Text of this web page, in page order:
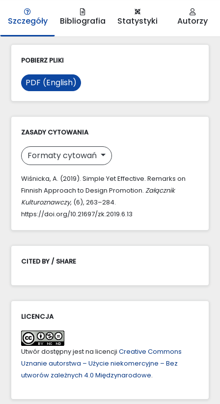
Szczegóły Bibliografia Statystyki Autorzy
POBIERZ PLIKI
PDF (English)
ZASADY CYTOWANIA
Formaty cytowań
Wiśnicka, A. (2019). Simple Yet Effective. Remarks on
Finnish Approach to Design Promotion. Załącznik
Kulturoznawczy, (6), 263–284.
https://doi.org/10.21697/zk.2019.6.13
CITED BY / SHARE
LICENCJA
Utwór dostępny jest na licencji Creative Commons
Uznanie autorstwa – Użycie niekomercyjne – Bez
utworów zależnych 4.0 Międzynarodowe.